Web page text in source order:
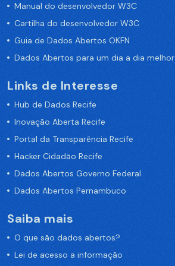
Manual do desenvolvedor W3C
Cartilha do desenvolvedor W3C
Guia de Dados Abertos OKFN
Dados Abertos para um dia a dia melhor
Links de Interesse
Hub de Dados Recife
Inovação Aberta Recife
Portal da Transparência Recife
Hacker Cidadão Recife
Dados Abertos Governo Federal
Dados Abertos Pernambuco
Saiba mais
O que são dados abertos?
Lei de acesso a informação